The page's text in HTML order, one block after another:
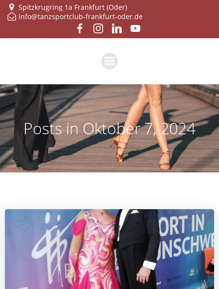
Zum
Inhalt
springen
Spitzkrugring 1a Frankfurt (Oder)
info@tanzsportclub-frankfurt-oder.de
Posts in Oktober 7, 2024